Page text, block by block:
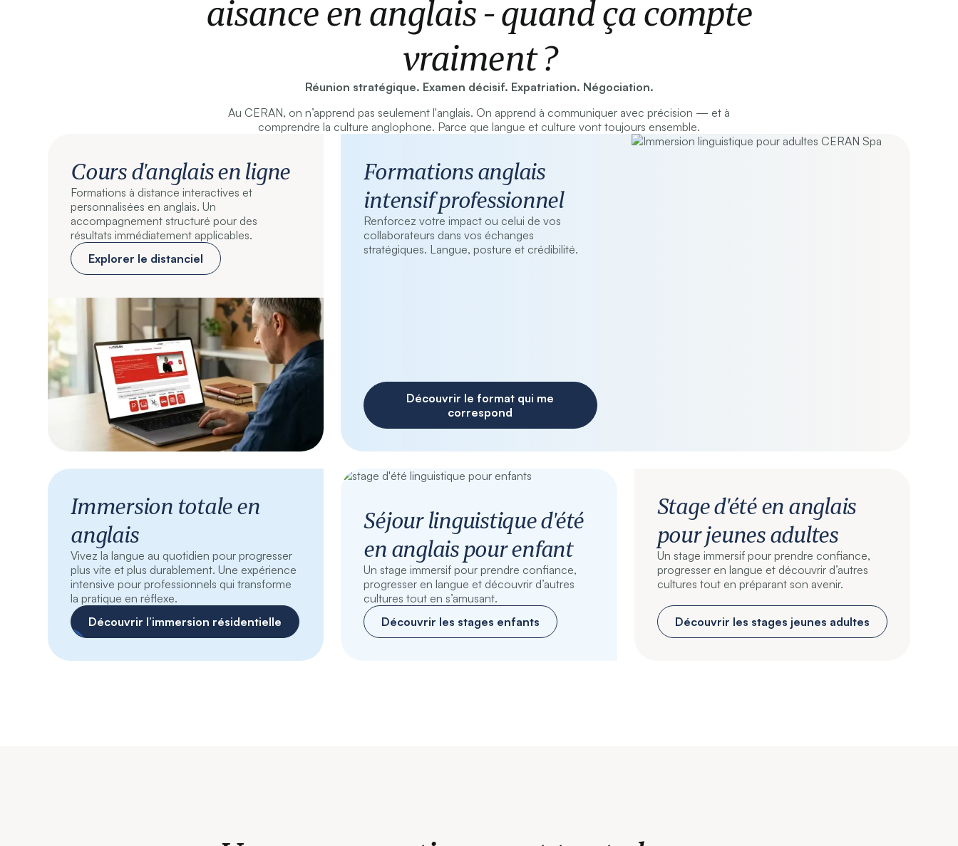
aisance en anglais - quand ça compte
vraiment ?
Réunion stratégique. Examen décisif. Expatriation. Négociation.
Au CERAN, on n’apprend pas seulement l'anglais. On apprend à communiquer avec précision — et à
comprendre la culture anglophone. Parce que langue et culture vont toujours ensemble.
Cours d'anglais en ligne
Formations à distance interactives et
personnalisées en anglais. Un
accompagnement structuré pour des
résultats immédiatement applicables.
Explorer le distanciel
Formations anglais
intensif professionnel
Renforcez votre impact ou celui de vos
collaborateurs dans vos échanges
stratégiques. Langue, posture et crédibilité.
Découvrir le format qui me
correspond
Immersion totale en
anglais
Vivez la langue au quotidien pour progresser
plus vite et plus durablement. Une expérience
intensive pour professionnels qui transforme
la pratique en réflexe.
Découvrir l’immersion résidentielle
Séjour linguistique d'été
en anglais pour enfant
Un stage immersif pour prendre confiance,
progresser en langue et découvrir d’autres
cultures tout en s’amusant.
Découvrir les stages enfants
Stage d'été en anglais
pour jeunes adultes
Un stage immersif pour prendre confiance,
progresser en langue et découvrir d’autres
cultures tout en préparant son avenir.
Découvrir les stages jeunes adultes